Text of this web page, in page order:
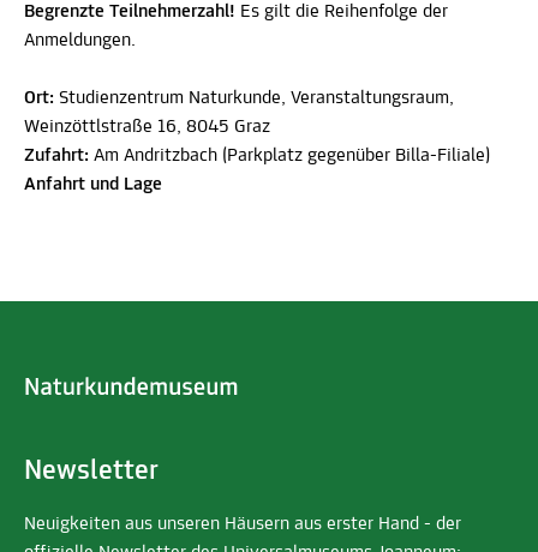
Begrenzte Teilnehmerzahl! Es gilt die Reihenfolge der
Anmeldungen.
Ort: Studienzentrum Naturkunde, Veranstaltungsraum,
Weinzöttlstraße 16, 8045 Graz
Zufahrt: Am Andritzbach (Parkplatz gegenüber Billa-Filiale)
Anfahrt und Lage
Newsletter
Neuigkeiten aus unseren Häusern aus erster Hand - der